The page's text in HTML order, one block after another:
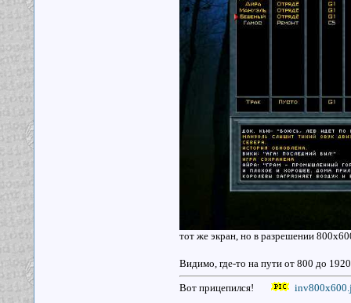
тот же экран, но в разрешении
Видимо, где-то на пути от 800 до
Вот прицепился!